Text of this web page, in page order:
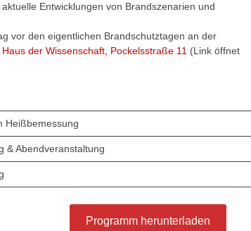
Entwicklungen von Brandszenarien und
vor den eigentlichen Brandschutztagen an der
der Wissenschaft, Pockelsstraße 11 (Link öffnet
Heißbemessung
& Abendveranstaltung
Programm herunterladen